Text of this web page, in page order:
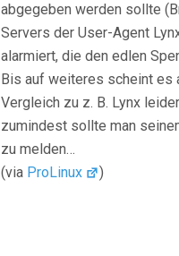
abgegeben werden sollte
Servers der User-Agent
alarmiert, die den edlen
Bis auf weiteres scheint es
Vergleich zu z. B. Lynx
zumindest sollte man
zu melden…
(via ProLinux )